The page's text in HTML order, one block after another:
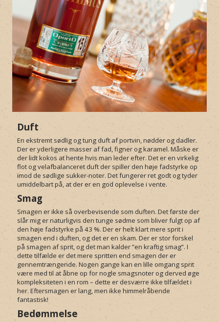
Duft
En ekstremt sødlig og tung duft af portvin, nødder og dadler.
Der er yderligere masser af fad, figner og karamel. Måske er
der lidt kokos at hente hvis man leder efter. Det er en virkelig
flot og velafbalanceret duft der spiller den høje fadstyrke op
imod de sødlige sukker-noter. Det fungerer ret godt og tyder
umiddelbart på, at der er en god oplevelse i vente.
Smag
Smagen er ikke så overbevisende som duften. Det første der
slår mig er naturligvis den tunge sødme som bliver fulgt op af
den høje fadstyrke på 43 %. Der er helt klart mere sprit i
smagen end i duften, og det er en skam. Der er stor forskel
på smagen af sprit, og det man kalder ”en kraftig smag”. I
dette tilfælde er det mere spritten end smagen der er
gennemtrængende. Nogen gange kan en lille omgang sprit
være med til at åbne op for nogle smagsnoter og derved øge
kompleksiteten i en rom – dette er desværre ikke tilfældet i
her. Eftersmagen er lang, men ikke himmelråbende
fantastisk!
Bedømmelse